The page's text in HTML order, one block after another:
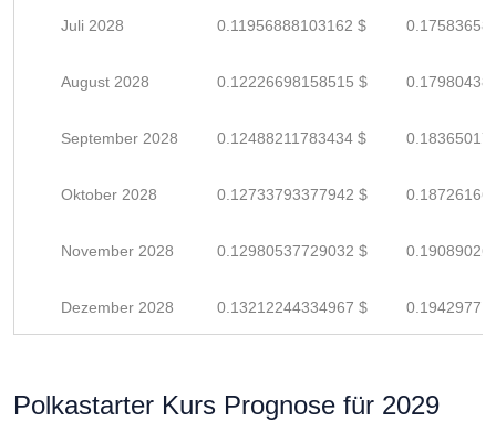
Juli 2028 0.11956888103162 $
August 2028 0.12226698158515 $
September 2028 0.12488211783434 $
Oktober 2028 0.12733793377942 $
November 2028 0.12980537729032 $
Dezember 2028 0.13212244334967 $
Polkastarter Kurs Prognose für 2029